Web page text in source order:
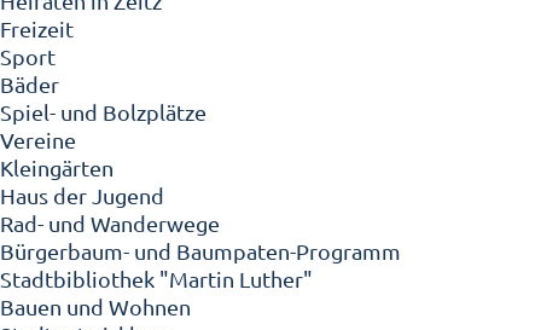
Freizeit
Sport
Bäder
Spiel- und Bolzplätze
Vereine
Kleingärten
Haus der Jugend
Rad- und Wanderwege
Bürgerbaum- und Baumpaten-Programm
Stadtbibliothek "Martin Luther"
Bauen und Wohnen